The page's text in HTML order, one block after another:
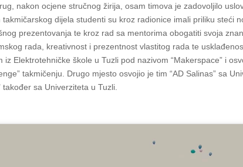
nakon ocjene stručnog žirija, osam timova je zadovoljilo
dijela studenti su kroz radionice imali priliku steći
prezentovanja te kroz rad sa mentorima obogatiti svoja
rada, kreativnost i prezentnost vlastitog rada te
Elektrotehničke škole u Tuzli pod nazivom “Makerspace” i
takmičenju. Drugo mjesto osvojio je tim “AD Salinas” sa
sa Univerziteta u Tuzli.